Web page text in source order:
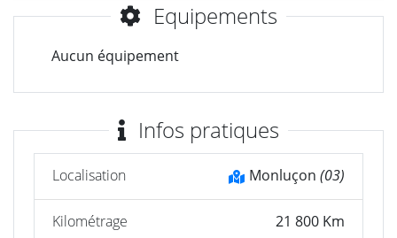
Equipements
Aucun équipement
Infos pratiques
Localisation Monluçon (03)
Kilométrage 21 800 Km